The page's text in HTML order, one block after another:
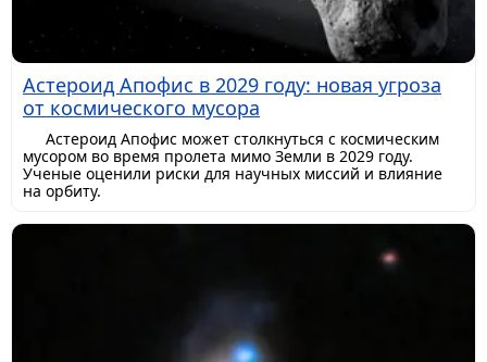
Астероид Апофис в 2029 году: новая угроза
от космического мусора
Астероид Апофис может столкнуться с космическим
мусором во время пролета мимо Земли в 2029 году.
Ученые оценили риски для научных миссий и влияние
на орбиту.